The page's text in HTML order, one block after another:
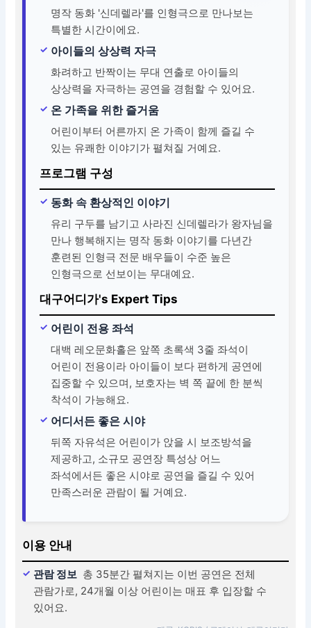
명작 동화 '신데렐라'를 인형극으로 만나보는
특별한 시간이에요.
아이들의 상상력 자극
화려하고 반짝이는 무대 연출로 아이들의
상상력을 자극하는 공연을 경험할 수 있어요.
온 가족을 위한 즐거움
어린이부터 어른까지 온 가족이 함께 즐길 수
있는 유쾌한 이야기가 펼쳐질 거예요.
프로그램 구성
동화 속 환상적인 이야기
유리 구두를 남기고 사라진 신데렐라가 왕자님을
만나 행복해지는 명작 동화 이야기를 다년간
훈련된 인형극 전문 배우들이 수준 높은
인형극으로 선보이는 무대예요.
대구어디가's Expert Tips
어린이 전용 좌석
대백 레오문화홀은 앞쪽 초록색 3줄 좌석이
어린이 전용이라 아이들이 보다 편하게 공연에
집중할 수 있으며, 보호자는 벽 쪽 끝에 한 분씩
착석이 가능해요.
어디서든 좋은 시야
뒤쪽 자유석은 어린이가 앉을 시 보조방석을
제공하고, 소규모 공연장 특성상 어느
좌석에서든 좋은 시야로 공연을 즐길 수 있어
만족스러운 관람이 될 거예요.
이용 안내
관람 정보 총 35분간 펼쳐지는 이번 공연은 전체
관람가로, 24개월 이상 어린이는 매표 후 입장할 수
있어요.